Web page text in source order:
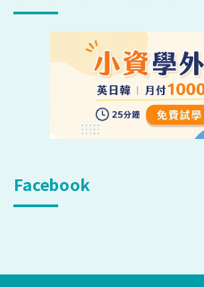
Facebook